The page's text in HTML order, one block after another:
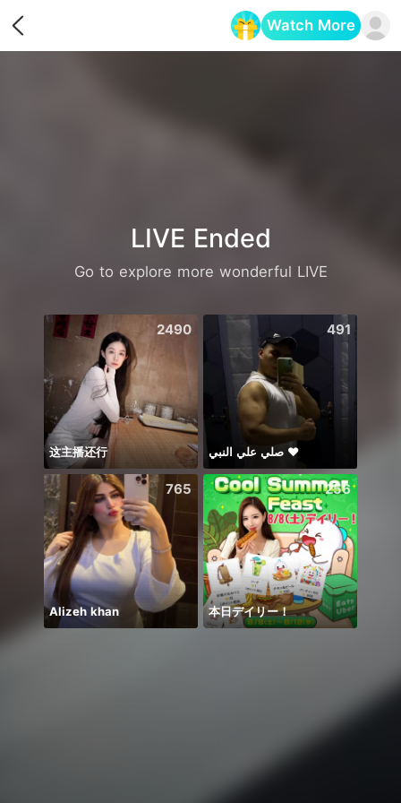
Watch More
LIVE Ended
Go to explore more wonderful LIVE
2490
这主播还行
491
صلي علي النبي ♥️
765
Alizeh khan
256
本日デイリー！